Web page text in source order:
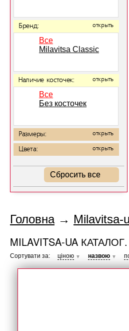
Бренд: открыть
Все
Milavitsa Classic
Наличие косточек: открыть
Все
Без косточек
Размеры: открыть
Цвета: открыть
Сбросить все
Головна→ Milavitsa-
MILAVITSA-UA КАТАЛОГ.
Сортувати за: ціною ▼ назвою ▼